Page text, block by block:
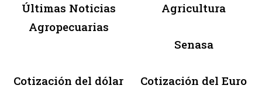
Últimas Noticias
Agropecuarias
Agricultura
Senasa
Cotización del dólar Cotización del Euro